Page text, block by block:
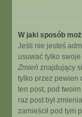
Na górę
W jaki sposób
Jeśli nie jesteś
usuwać tylko
Zmień znajdujący
tylko przez pewien
ten post, pod
raz post był
zamieścił pod tym